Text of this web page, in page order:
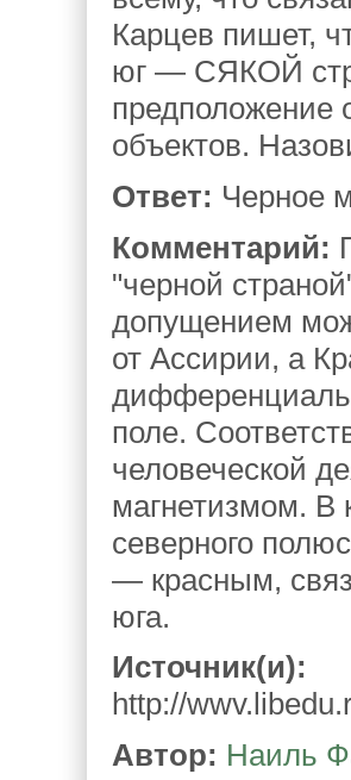
Карцев пишет,
юг — СЯКОЙ
предположение
объектов.
Ответ: Черное
Комментарий:
"черной
допущением
от Ассирии, а
поле.
человеческой
магнетизмом. В
северного
— красным,
юга.
Источник(и):
http://
Автор: Наиль